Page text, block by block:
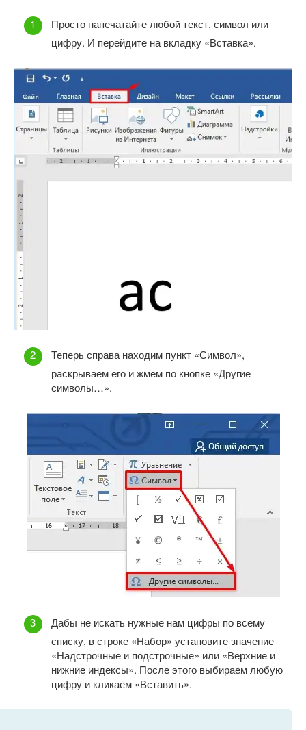
Просто напечатайте любой текст, символ или
цифру. И перейдите на вкладку «Вставка».
Теперь справа находим пункт «Символ»,
раскрываем его и жмем по кнопке «Другие
символы…».
Дабы не искать нужные нам цифры по всему
списку, в строке «Набор» установите значение
«Надстрочные и подстрочные» или «Верхние и
нижние индексы». После этого выбираем любую
цифру и кликаем «Вставить».